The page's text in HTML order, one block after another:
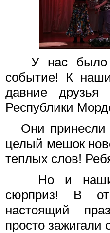
У нас было
событие! К
давние друзья
Республики
Они принесли
целый мешок
теплых слов!
Но и наши
сюрприз! В
настоящий
просто зажигали